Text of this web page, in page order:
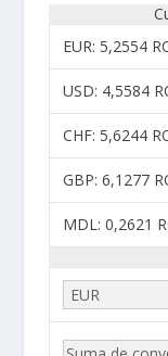
EUR: 5,2554
USD: 4,5584
CHF: 5,6244
GBP: 6,1277
MDL: 0,2621